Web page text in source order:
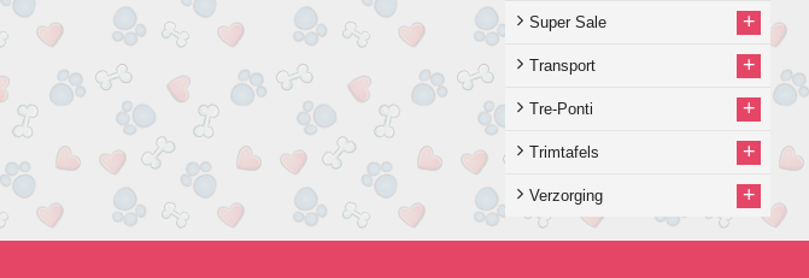
Super Sale +
Transport +
Tre-Ponti +
Trimtafels +
Verzorging +